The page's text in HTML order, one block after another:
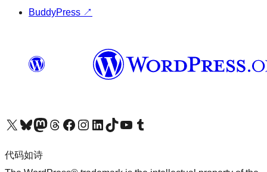
BuddyPress ↗
关注我们的 X（原 Twitter）账号访问我们的 Bluesky 账号关注我们的 Mastodon 账号访问我们的 Threads 账号 访问我们的 Facebook 公共主页关注我们的 Instagram 账号 关注我们的 LinkedIn 主页访问我们的 TikTok 账号访问我们的 YouTube 频道 访问我们的 Tumblr 账号
代码如诗